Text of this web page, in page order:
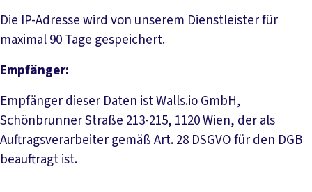
Die IP-Adresse wird von unserem Dienstleister für
maximal 90 Tage gespeichert.
Empfänger:
Empfänger dieser Daten ist Walls.io GmbH,
Schönbrunner Straße 213-215, 1120 Wien, der als
Auftragsverarbeiter gemäß Art. 28 DSGVO für den DGB
beauftragt ist.